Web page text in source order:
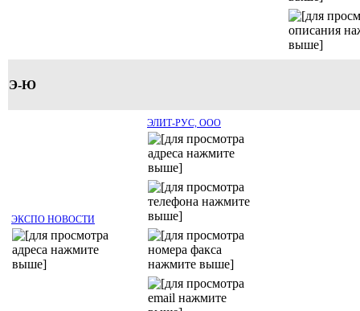
Э-Ю
ЭКСПО НОВОСТИ
ЭЛИТ-РУС, ООО